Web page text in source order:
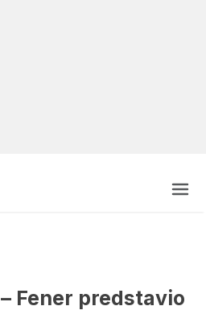
Fener predstavio